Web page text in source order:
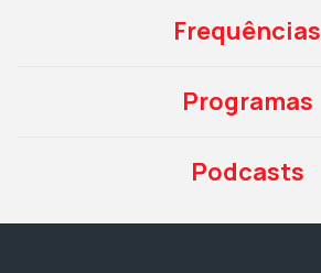
Frequências
Programas
Podcasts